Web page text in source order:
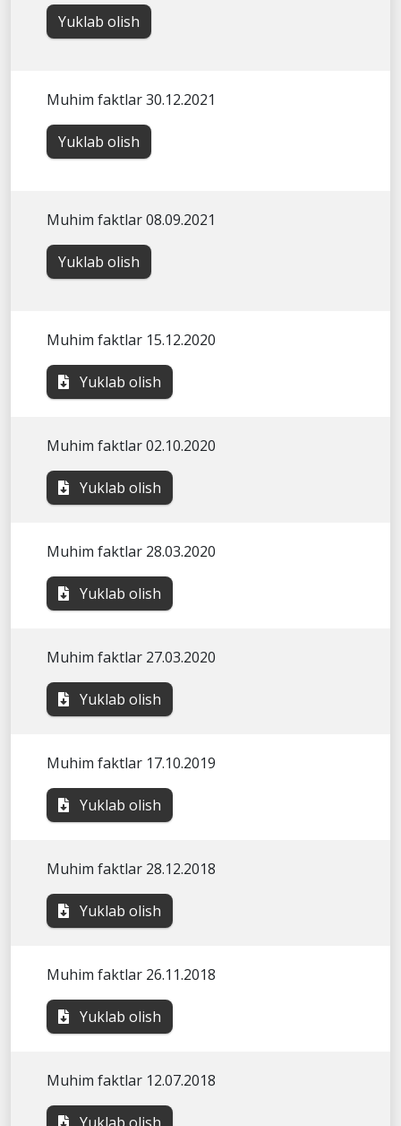
Yuklab olish
Muhim faktlar 30.12.2021
Yuklab olish
Muhim faktlar 08.09.2021
Yuklab olish
Muhim faktlar 15.12.2020
Yuklab olish
Muhim faktlar 02.10.2020
Yuklab olish
Muhim faktlar 28.03.2020
Yuklab olish
Muhim faktlar 27.03.2020
Yuklab olish
Muhim faktlar 17.10.2019
Yuklab olish
Muhim faktlar 28.12.2018
Yuklab olish
Muhim faktlar 26.11.2018
Yuklab olish
Muhim faktlar 12.07.2018